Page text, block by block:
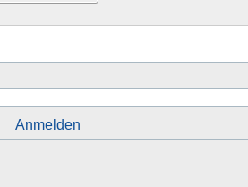
Anmelden